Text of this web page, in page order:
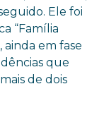
Ele foi
“Família
ainda em fase
que
de dois